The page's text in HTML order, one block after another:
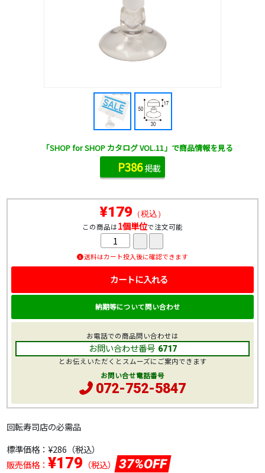
回転寿司店の必需品
標準価格： ¥286 （税込）
販売価格： ¥179 （税込） 37%OFF
¥179 （税込）
この商品は1個単位で注文可能
送料はカート投入後に確認できます
カートに入れる
納期等について問い合わせ
お電話での商品問い合わせは
お問い合わせ番号 6717
とお伝えいただくとスムーズにご案内できます
お問い合せ電話番号
072-752-5847
「SHOP for SHOP カタログ VOL.11」で商品情報を見る
P386掲載